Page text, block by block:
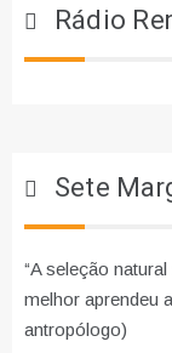
Rádio
Sete
“A seleção
melhor aprendeu
antropólogo)